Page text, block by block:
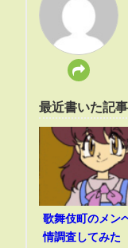
最近書いた記事
歌舞伎町のメン
情調査してみた